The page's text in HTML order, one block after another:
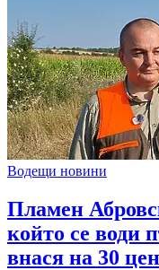
Водещи новини
Пламен
който се води
внася на 30